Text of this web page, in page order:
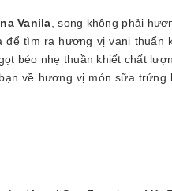
Vanila , song không phải
tìm ra hương vị vani thuẩn
béo nhẹ thuần khiết chất
về hương vị món sữa trứng